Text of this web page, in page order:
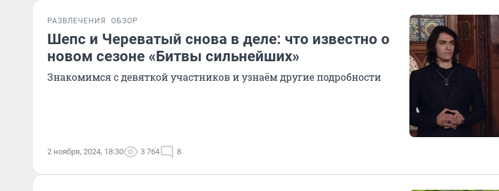
РАЗВЛЕЧЕНИЯ ОБЗОР
Шепс и Череватый снова в деле: что известно о
новом сезоне «Битвы сильнейших»
Знакомимся с девяткой участников и узнаём другие подробности
2 ноября, 2024, 18:30 3 764 8